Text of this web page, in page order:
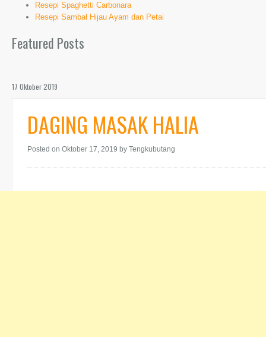
Resepi Spaghetti Carbonara
Resepi Sambal Hijau Ayam dan Petai
Featured Posts
17 Oktober 2019
DAGING MASAK HALIA
Posted on Oktober 17, 2019 by Tengkubutang